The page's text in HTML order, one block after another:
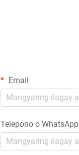
Email
Telepono o WhatsApp